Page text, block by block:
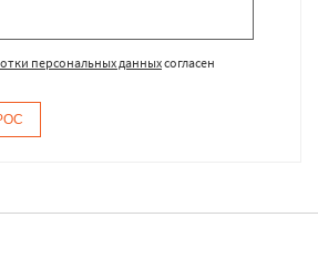
персональных данныхсогласен